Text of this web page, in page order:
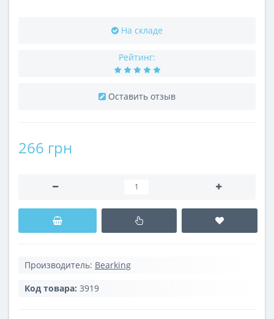
На складе
Рейтинг:
Оставить отзыв
266 грн
Производитель: Bearking
Код товара: 3919